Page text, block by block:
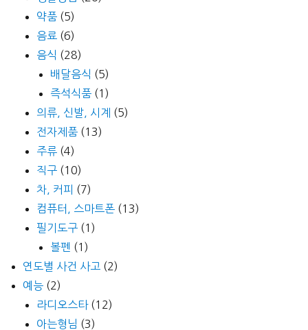
약품 (5)
음료 (6)
음식 (28)
배달음식 (5)
즉석식품 (1)
의류, 신발, 시계
(5)
전자제품 (13)
주류 (4)
직구 (10)
차, 커피 (7)
컴퓨터, 스마트폰 (13)
필기도구 (1)
볼펜 (1)
연도별 사건 사고 (2)
예능 (2)
라디오스타(12)
아는형님 (3)